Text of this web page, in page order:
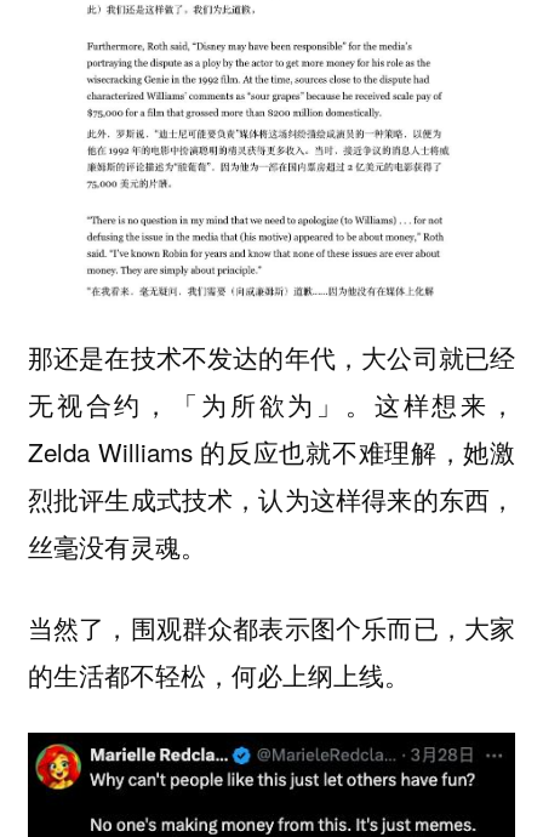
那还是在技术不发达的年代，大公司就已经
无视合约，「为所欲为」。这样想来，
Zelda Williams 的反应也就不难理解，她激
烈批评生成式技术，认为这样得来的东西，
丝毫没有灵魂。
当然了，围观群众都表示图个乐而已，大家
的生活都不轻松，何必上纲上线。